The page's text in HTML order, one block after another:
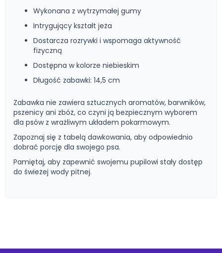
Wykonana z wytrzymałej gumy
Intrygujący kształt jeża
Dostarcza rozrywki i wspomaga aktywność
fizyczną
Dostępna w kolorze niebieskim
Długość zabawki: 14,5 cm
Zabawka nie zawiera sztucznych aromatów, barwników,
pszenicy ani zbóż, co czyni ją bezpiecznym wyborem
dla psów z wrażliwym układem pokarmowym.
Zapoznaj się z tabelą dawkowania, aby odpowiednio
dobrać porcję dla swojego psa.
Pamiętaj, aby zapewnić swojemu pupilowi stały dostęp
do świeżej wody pitnej.